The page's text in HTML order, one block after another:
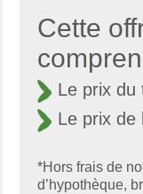
Cette
Le prix du
Le prix de
*Hors frais de
d’hypothèque,